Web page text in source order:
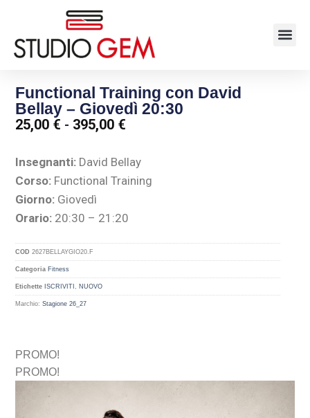
Functional Training con David
Bellay – Giovedì 20:30
25,00 € - 395,00 €
Insegnanti: David Bellay
Corso: Functional Training
Giorno: Giovedì
Orario: 20:30 – 21:20
COD2627BELLAYGIO20.F
Categoria Fitness
Etichette ISCRIVITI, NUOVO
Marchio:Stagione 26_27
PROMO!
PROMO!